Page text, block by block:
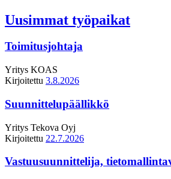
Uusimmat työpaikat
Toimitusjohtaja
Yritys KOAS
Kirjoitettu 3.8.2026
Suunnittelupäällikkö
Yritys Tekova Oyj
Kirjoitettu 22.7.2026
Vastuusuunnittelija,